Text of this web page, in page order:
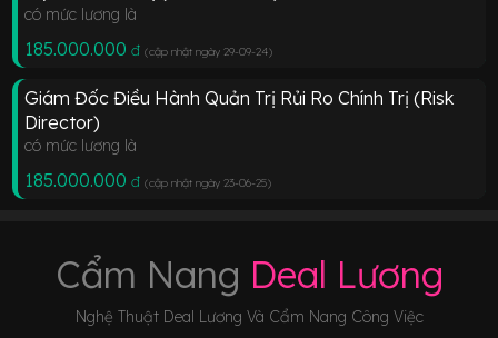
có mức lương là
185.000.000 đ (cập nhật ngày 29-09-24)
Giám Đốc Điều Hành Quản Trị Rủi Ro Chính Trị (Risk
Director)
có mức lương là
185.000.000 đ (cập nhật ngày 23-06-25)
Cẩm Nang Deal Lương
Nghệ Thuật Deal Lương Và Cẩm Nang Công Việc